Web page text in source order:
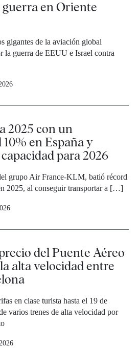
en Oriente
gigantes de la aviación global
la guerra de EEUU e Israel contra
2025 con un
en España y
para 2026
grupo Air France-KLM, batió récord
2025, al conseguir transportar a […]
del Puente Aéreo
alta velocidad entre
en clase turista hasta el 19 de
varios trenes de alta velocidad por